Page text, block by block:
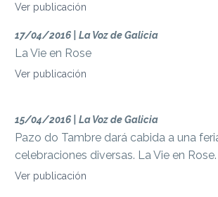
Ver publicación
17/04/2016 | La Voz de Galicia
La Vie en Rose
Ver publicación
15/04/2016 | La Voz de Galicia
Pazo do Tambre dará cabida a una
celebraciones diversas. La Vie en Rose.
Ver publicación